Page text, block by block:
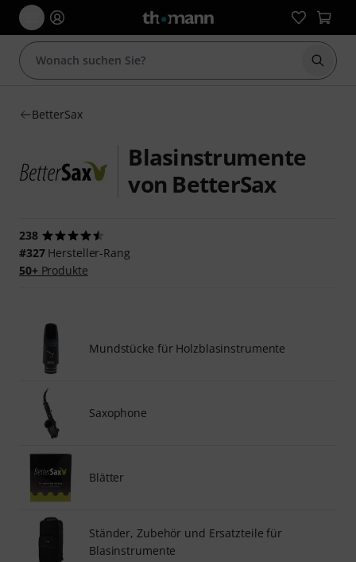
Suche
BetterSax
Blasinstrumente
von BetterSax
238
#327Hersteller-Rang
50+Produkte
Mundstücke für Holzblasinstrumente
Saxophone
Blätter
Ständer, Zubehör und Ersatzteile für
Blasinstrumente